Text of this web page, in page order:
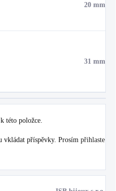
20 mm
31 mm
této položce.
vkládat příspěvky. Prosím přihlaste